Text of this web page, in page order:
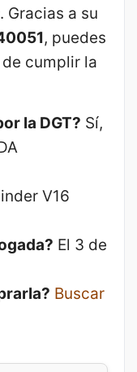
Gracias a su
, puedes
cumplir la
la DGT? Sí,
V16
El 3 de
Buscar